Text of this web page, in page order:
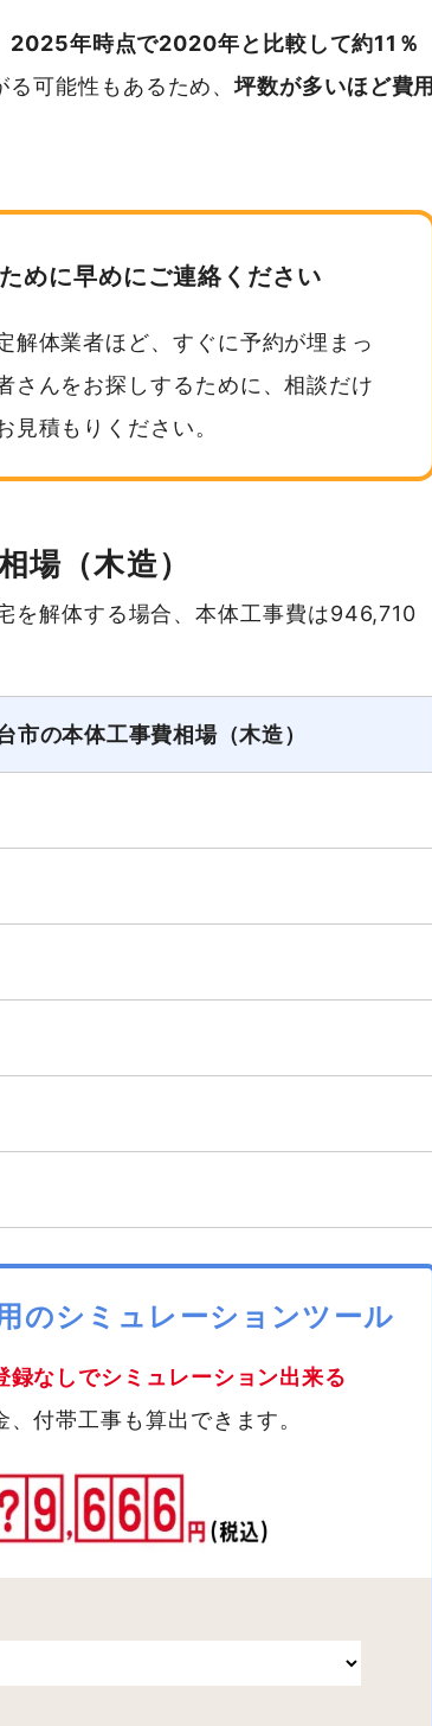
2025年時点で2020年と比較して約11％
る可能性もあるため、坪数が多いほど費用
めに早めにご連絡ください
解体業者ほど、すぐに予約が埋まっ
さんをお探しするために、相談だけ
見積もりください。
場（木造）
を解体する場合、本体工事費は946,710
市の本体工事費相場（木造）
のシミュレーションツール
録なしでシミュレーション出来る
、付帯工事も算出できます。